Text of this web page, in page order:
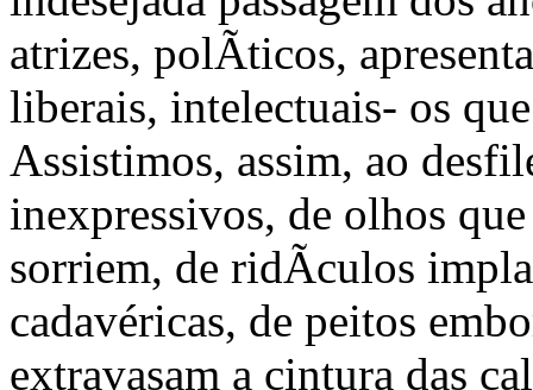
atrizes, polÃ­ticos,
liberais, intelectuais- os
Assistimos, assim, ao
inexpressivos, de olhos
sorriem, de ridÃ­culos
cadavéricas, de peitos
extravasam a cintura das